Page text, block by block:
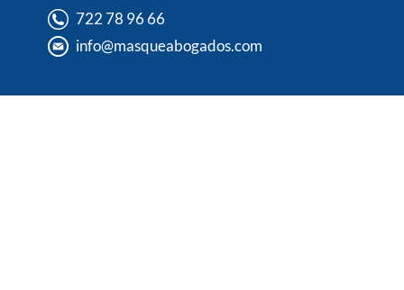
722 78 96 66
info@masqueabogados.com